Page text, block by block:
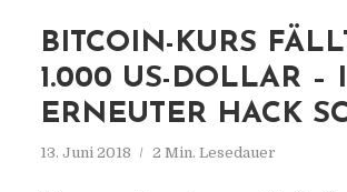
BITCOIN-KURS
1.000 US-DOLLAR –
ERNEUTER HACK
13. Juni 2018 2 Min. Lesedauer